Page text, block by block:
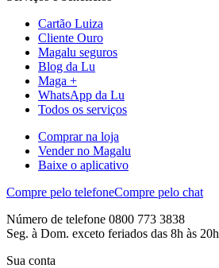
Cartão Luiza
Cliente Ouro
Magalu seguros
Blog da Lu
Maga +
WhatsApp da Lu
Todos os serviços
Comprar na loja
Vender no Magalu
Baixe o aplicativo
Compre pelo telefoneCompre pelo chat
Número de telefone 0800 773 3838
Seg. à Dom. exceto feriados das 8h às 20h
Sua conta